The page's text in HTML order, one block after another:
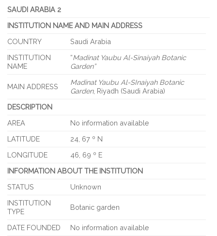
SAUDI ARABIA 2
INSTITUTION NAME AND MAIN ADDRESS
COUNTRY
Saudi Arabia
INSTITUTION
NAME
“Madinat Yaubu Al-Sinaiyah Botanic
Garden”
MAIN ADDRESS
Madinat Yaubu Al-SInaiyah Botanic
Garden, Riyadh (Saudi Arabia)
DESCRIPTION
AREA
No information available
LATITUDE
24, 67 º N
LONGITUDE
46, 69 º E
INFORMATION ABOUT THE INSTITUTION
STATUS
Unknown
INSTITUTION
TYPE
Botanic garden
DATE FOUNDED
No information available